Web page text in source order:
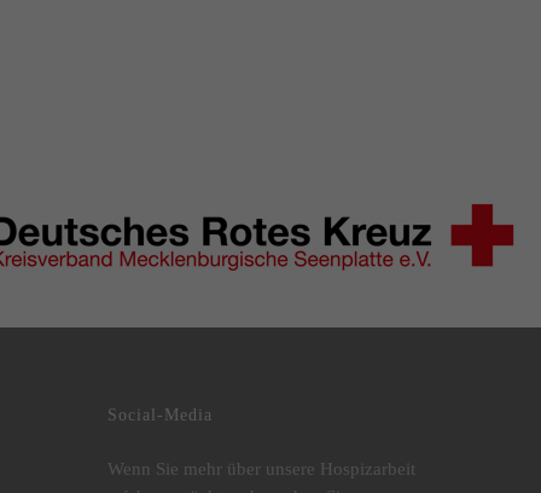
Social-Media
Wenn Sie mehr über unsere Hospizarbeit